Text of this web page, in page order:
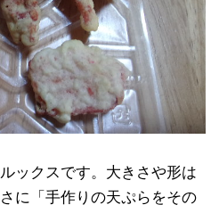
ックスです。大きさや形は
に「手作りの天ぷらをその